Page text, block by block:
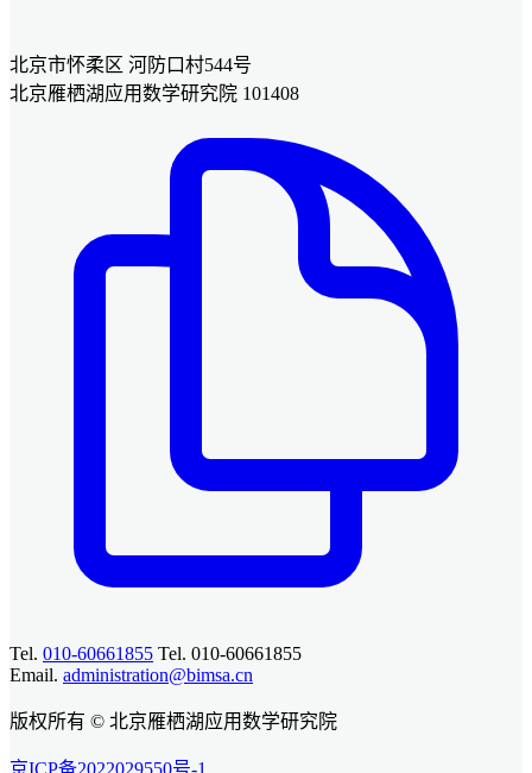
北京市怀柔区 河防口村544号
北京雁栖湖应用数学研究院 101408
Tel. 010-60661855 Tel. 010-60661855
Email. administration@bimsa.cn
版权所有 © 北京雁栖湖应用数学研究院
京ICP备2022029550号-1